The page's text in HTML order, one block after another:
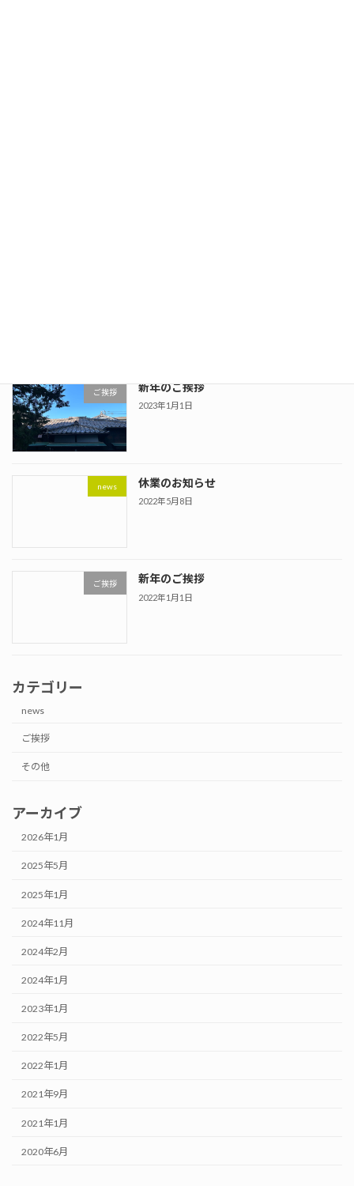
ご挨拶 新年のご挨拶
2023年1月1日
news 休業のお知らせ
2022年5月8日
ご挨拶 新年のご挨拶
2022年1月1日
カテゴリー
news
ご挨拶
その他
アーカイブ
2026年1月
2025年5月
2025年1月
2024年11月
2024年2月
2024年1月
2023年1月
2022年5月
2022年1月
2021年9月
2021年1月
2020年6月